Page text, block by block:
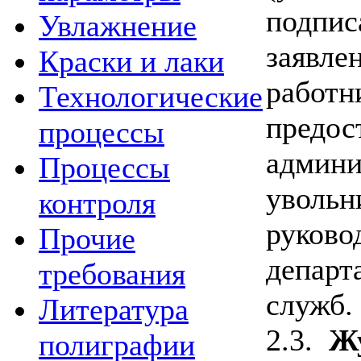
Увлажнение
Краски и лаки
Технологические
процессы
Процессы
контроля
Прочие
требования
Литература
полиграфии
служб.
2.3.